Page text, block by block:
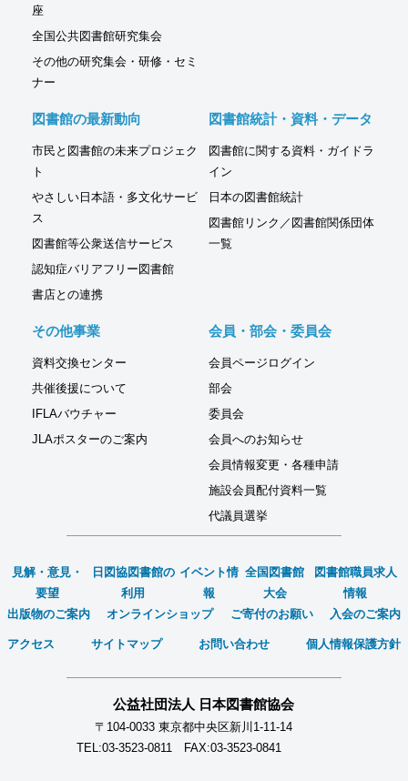
座
全国公共図書館研究集会
その他の研究集会・研修・セミ
ナー
図書館の最新動向
市民と図書館の未来プロジェク
ト
やさしい日本語・多文化サービ
ス
図書館等公衆送信サービス
認知症バリアフリー図書館
書店との連携
図書館統計・資料・データ
図書館に関する資料・ガイドラ
イン
日本の図書館統計
図書館リンク／図書館関係団体
一覧
その他事業
資料交換センター
共催後援について
IFLAバウチャー
JLAポスターのご案内
会員・部会・委員会
会員ページログイン
部会
委員会
会員へのお知らせ
会員情報変更・各種申請
施設会員配付資料一覧
代議員選挙
見解・意見・
要望
日図協図書館の
利用
イベント情
報
全国図書館
大会
図書館職員求人
情報
出版物のご案内
オンラインショップ ご寄付のお願い 入会のご案内
アクセス サイトマップ お問い合わせ 個人情報保護方針
公益社団法人 日本図書館協会
〒104-0033 東京都中央区新川1-11-14
TEL:03-3523-0811 FAX:03-3523-0841